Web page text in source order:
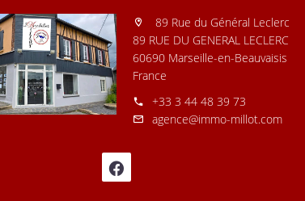
89 Rue du Général Leclerc
89 RUE DU GENERAL LECLERC
60690 Marseille-en-Beauvaisis
France
+33 3 44 48 39 73
agence@immo-millot.com